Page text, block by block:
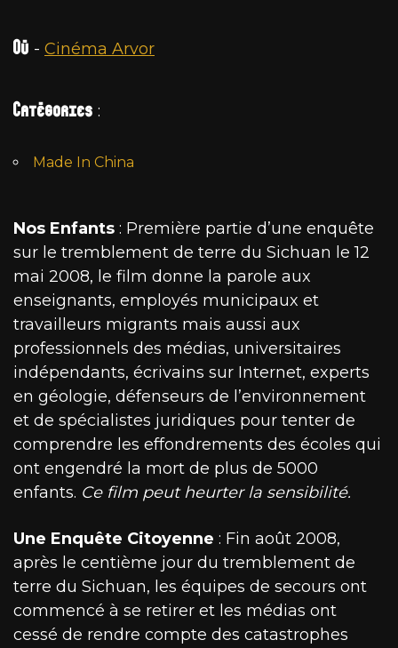
Où - Cinéma Arvor
Catégories :
Made In China
Nos Enfants : Première partie d’une enquête
sur le tremblement de terre du Sichuan le 12
mai 2008, le film donne la parole aux
enseignants, employés municipaux et
travailleurs migrants mais aussi aux
professionnels des médias, universitaires
indépendants, écrivains sur Internet, experts
en géologie, défenseurs de l’environnement
et de spécialistes juridiques pour tenter de
comprendre les effondrements des écoles qui
ont engendré la mort de plus de 5000
enfants. Ce film peut heurter la sensibilité.
Une Enquête Citoyenne : Fin août 2008,
après le centième jour du tremblement de
terre du Sichuan, les équipes de secours ont
commencé à se retirer et les médias ont
cessé de rendre compte des catastrophes